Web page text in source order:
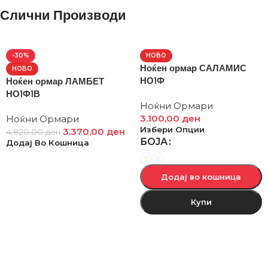
Слични Производи
-30%
НОВО
Ноќен ормар ЛАМБЕТ
НО1Ф1В
Ноќни Ормари
4.820,00ден 3.370,00 ден
Додај Во Кошница
НОВО
Ноќен ормар САЛАМИС
НО1Ф
Ноќни Ормари
3.100,00 ден
Избери Опции
БОЈА
Додај во кошница
Купи